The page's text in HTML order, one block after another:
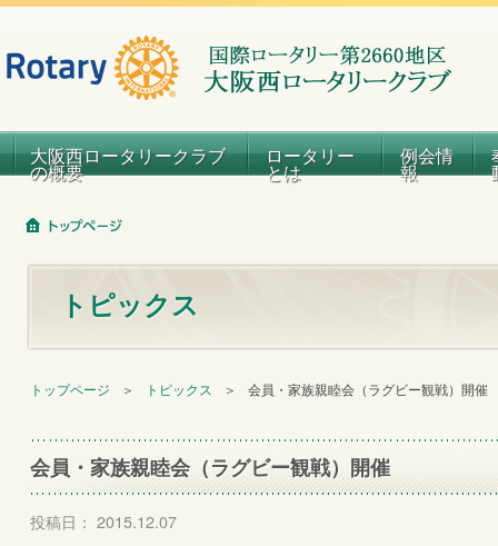
大阪西ロータリークラブ
の概要
ロータリー
とは
例会情
報
トピックス
トップページ ＞ トピックス ＞ 会員・家族親睦会（ラグビー観戦）開催
会員・家族親睦会（ラグビー観戦）開催
投稿日： 2015.12.07